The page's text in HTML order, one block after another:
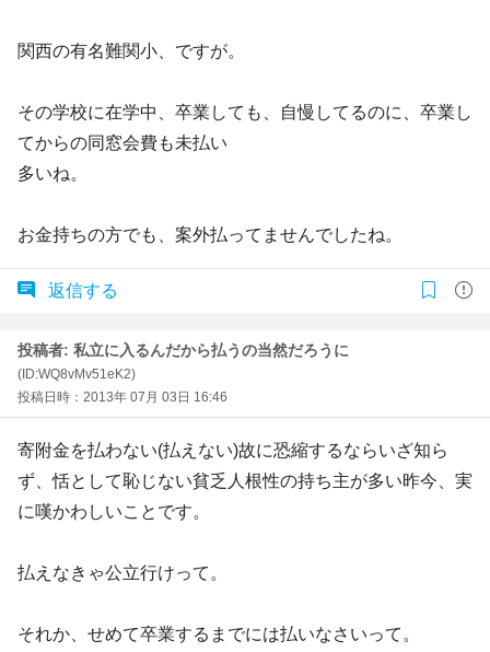
関西の有名難関小、ですが。
その学校に在学中、卒業しても、自慢してるのに、卒業し
てからの同窓会費も未払い
多いね。
お金持ちの方でも、案外払ってませんでしたね。
返信する
投稿者: 私立に入るんだから払うの当然だろうに
(ID:WQ8vMv51eK2)
投稿日時：2013年 07月 03日 16:46
寄附金を払わない(払えない)故に恐縮するならいざ知ら
ず、恬として恥じない貧乏人根性の持ち主が多い昨今、実
に嘆かわしいことです。
払えなきゃ公立行けって。
それか、せめて卒業するまでには払いなさいって。